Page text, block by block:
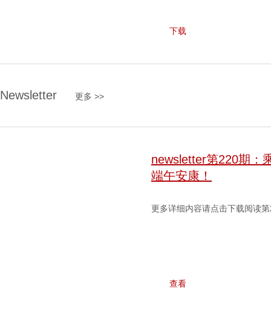
下载
Newsletter 更多 >>
newsletter第220期：
端午安康！
更多详细内容请点击下载阅读
查看